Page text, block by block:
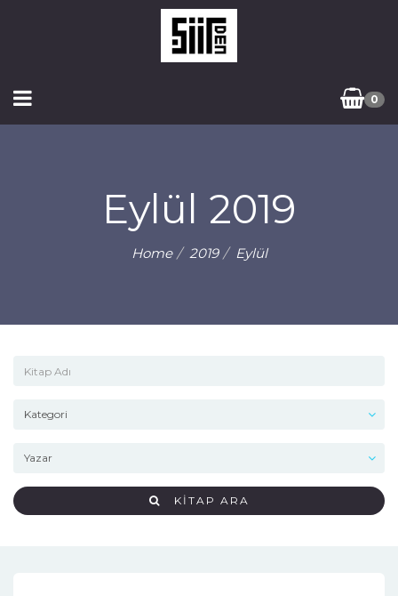
0
Eylül 2019
Home 2019 Eylül
KİTAP ARA